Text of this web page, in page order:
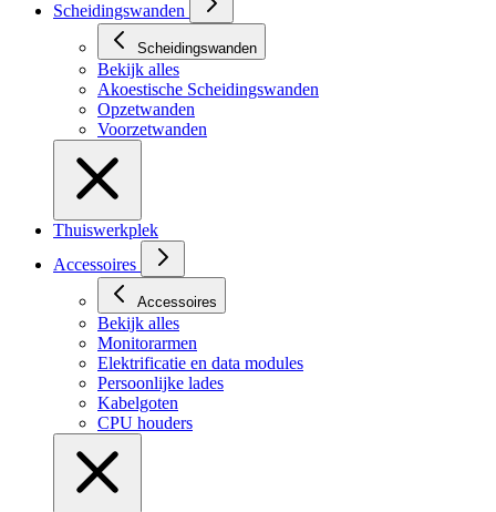
Scheidingswanden
Scheidingswanden
Bekijk alles
Akoestische Scheidingswanden
Opzetwanden
Voorzetwanden
Thuiswerkplek
Accessoires
Accessoires
Bekijk alles
Monitorarmen
Elektrificatie en data modules
Persoonlijke lades
Kabelgoten
CPU houders